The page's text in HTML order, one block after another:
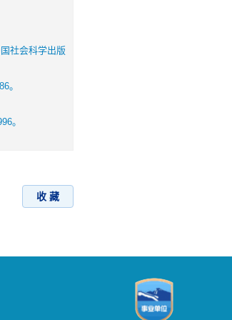
社会科学出版
。
。
收 藏